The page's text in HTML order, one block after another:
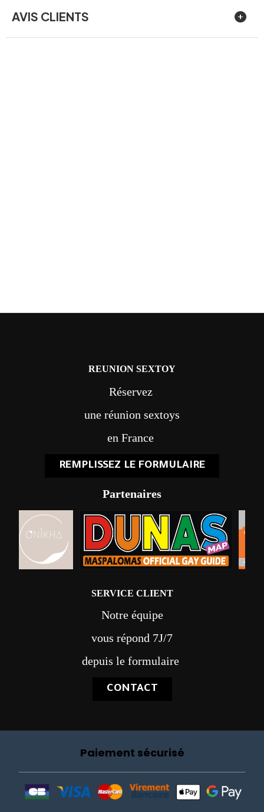
AVIS CLIENTS
REUNION SEXTOY
Réservez
une réunion sextoys
en France
REMPLISSEZ LE FORMULAIRE
Partenaires
SERVICE CLIENT
Notre équipe
vous répond 7J/7
depuis le formulaire
CONTACT
Paiement sécurisé